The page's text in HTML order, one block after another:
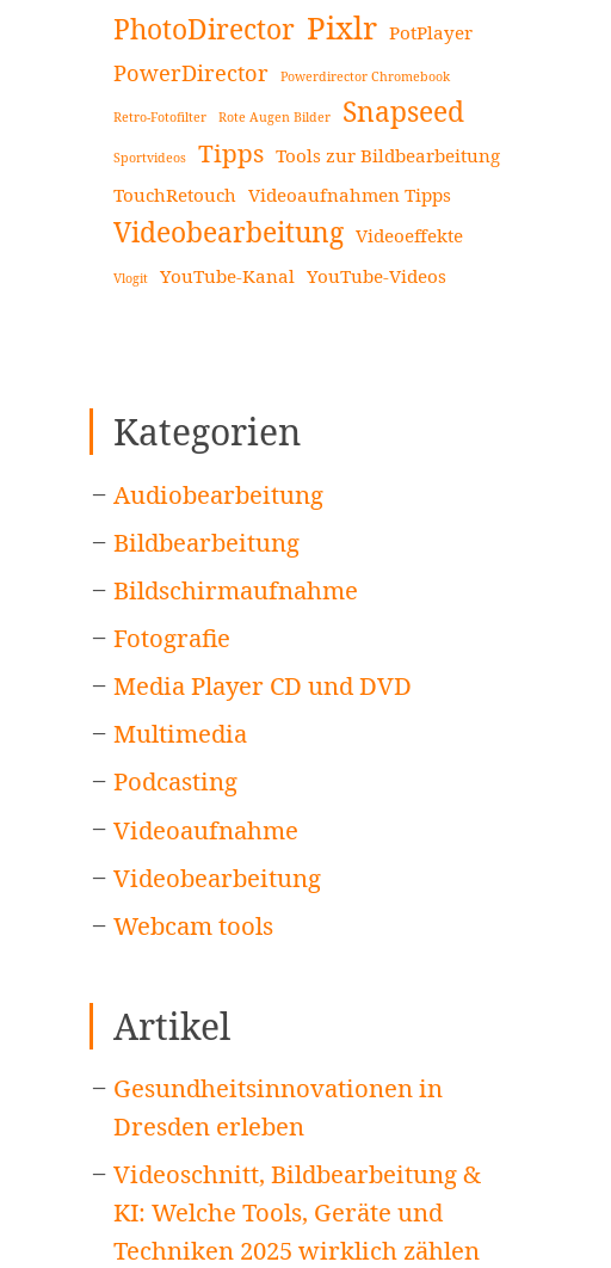
PhotoDirector Pixlr PotPlayer
PowerDirector Powerdirector Chromebook
Retro-Fotofilter Rote Augen Bilder Snapseed
Sportvideos Tipps Tools zur Bildbearbeitung
TouchRetouch
Videoaufnahmen Tipps
Videobearbeitung Videoeffekte
Vlogit YouTube-Kanal YouTube-Videos
Kategorien
Audiobearbeitung
Bildbearbeitung
Bildschirmaufnahme
Fotografie
Media Player CD und DVD
Multimedia
Podcasting
Videoaufnahme
Videobearbeitung
Webcam tools
Artikel
Gesundheitsinnovationen in
Dresden erleben
Videoschnitt, Bildbearbeitung &
KI: Welche Tools, Geräte und
Techniken 2025 wirklich zählen